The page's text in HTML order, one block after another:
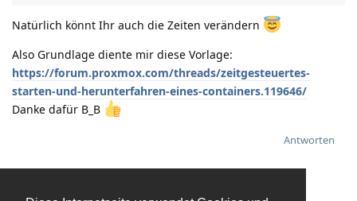
Natürlich könnt Ihr auch die Zeiten verändern
Also Grundlage diente mir diese Vorlage:
https://forum.proxmox.com/threads/zeitgesteuertes-
starten-und-herunterfahren-eines-containers.119646/
Danke dafür B_B
Antworten